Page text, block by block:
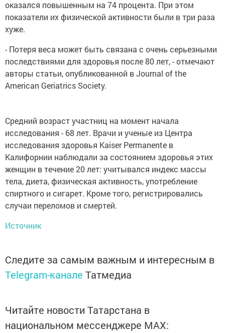
оказался повышенным на 74 процента. При этом
показатели их физической активности были в три раза
хуже.
- Потеря веса может быть связана с очень серьезными
последствиями для здоровья после 80 лет, - отмечают
авторы статьи, опубликованной в Journal of the
American Geriatrics Society.
Средний возраст участниц на момент начала
исследования - 68 лет. Врачи и ученые из Центра
исследования здоровья Kaiser Permanente в
Калифорнии наблюдали за состоянием здоровья этих
женщин в течение 20 лет: учитывался индекс массы
тела, диета, физическая активность, употребление
спиртного и сигарет. Кроме того, регистрировались
случаи переломов и смертей.
Источник
Следите за самым важным и интересным в
Telegram-канале Татмедиа
Читайте новости Татарстана в
национальном мессенджере MАХ: